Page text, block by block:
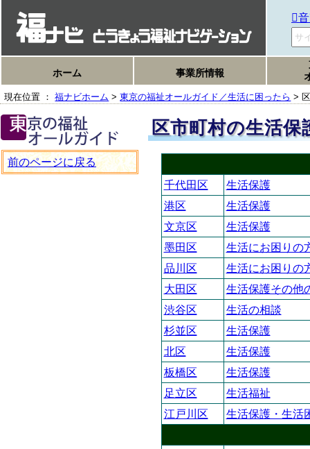
ホーム 事業所情報
現在位置 ：福ナビホーム >東京の福祉オールガイド／生活に困ったら >
前のページに戻る
区市町村の生活
千代田区
生活保護
港区
生活保護
文京区
生活保護
墨田区
生活にお困りの
品川区
生活にお困りの
大田区
生活保護その他
渋谷区
生活の相談
杉並区
生活保護
北区
生活保護
板橋区
生活保護
足立区
生活福祉
江戸川区
生活保護・生活